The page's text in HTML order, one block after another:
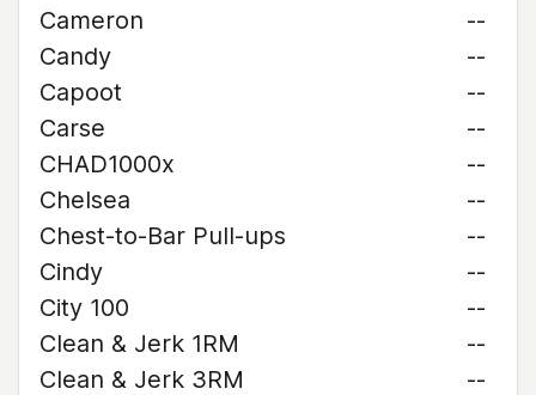
Cameron
--
Candy
--
Capoot
--
Carse
--
CHAD1000x
--
Chelsea
--
Chest-to-Bar Pull-ups
--
Cindy
--
City 100
--
Clean & Jerk 1RM
--
Clean & Jerk 3RM
--